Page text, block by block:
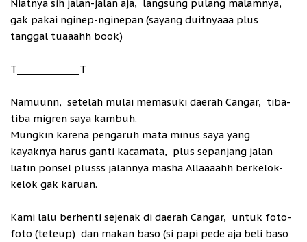
Niatnya sih jalan-jalan aja, langsung pulang malamnya,
gak pakai nginep-nginepan (sayang duitnyaaa plus
tanggal tuaaahh book)
T_____________T
Namuunn, setelah mulai memasuki daerah Cangar, tiba-
tiba migren saya kambuh.
Mungkin karena pengaruh mata minus saya yang
kayaknya harus ganti kacamata, plus sepanjang jalan
liatin ponsel plusss jalannya masha Allaaaahh berkelok-
kelok gak karuan.
Kami lalu berhenti sejenak di daerah Cangar, untuk foto-
foto (teteup) dan makan baso (si papi pede aja beli baso